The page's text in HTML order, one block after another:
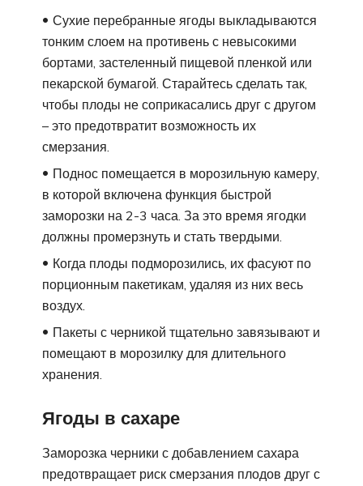
Сухие перебранные ягоды выкладываются
тонким слоем на противень с невысокими
бортами, застеленный пищевой пленкой или
пекарской бумагой. Старайтесь сделать так,
чтобы плоды не соприкасались друг с другом
– это предотвратит возможность их
смерзания.
Поднос помещается в морозильную камеру,
в которой включена функция быстрой
заморозки на 2-3 часа. За это время ягодки
должны промерзнуть и стать твердыми.
Когда плоды подморозились, их фасуют по
порционным пакетикам, удаляя из них весь
воздух.
Пакеты с черникой тщательно завязывают и
помещают в морозилку для длительного
хранения.
Ягоды в сахаре
Заморозка черники с добавлением сахара
предотвращает риск смерзания плодов друг с